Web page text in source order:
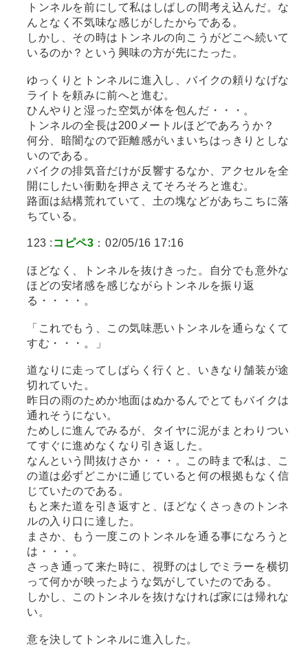
トンネルを前にして私はしばしの間考え込んだ。な
んとなく不気味な感じがしたからである。
しかし、その時はトンネルの向こうがどこへ続いて
いるのか？という興味の方が先にたった。
ゆっくりとトンネルに進入し、バイクの頼りなげな
ライトを頼みに前へと進む。
ひんやりと湿った空気が体を包んだ・・・。
トンネルの全長は200メートルほどであろうか？
何分、暗闇なので距離感がいまいちはっきりとしな
いのである。
バイクの排気音だけが反響するなか、アクセルを全
開にしたい衝動を押さえてそろそろと進む。
路面は結構荒れていて、土の塊などがあちこちに落
ちている。
123 : コピペ3 ：02/05/16 17:16
ほどなく、トンネルを抜けきった。自分でも意外な
ほどの安堵感を感じながらトンネルを振り返
る・・・・。
「これでもう、この気味悪いトンネルを通らなくて
すむ・・・。」
道なりに走ってしばらく行くと、いきなり舗装が途
切れていた。
昨日の雨のためか地面はぬかるんでとてもバイクは
通れそうにない。
ためしに進んでみるが、タイヤに泥がまとわりつい
てすぐに進めなくなり引き返した。
なんという間抜けさか・・・。この時まで私は、こ
の道は必ずどこかに通じていると何の根拠もなく信
じていたのである。
もと来た道を引き返すと、ほどなくさっきのトンネ
ルの入り口に達した。
まさか、もう一度このトンネルを通る事になろうと
は・・・。
さっき通って来た時に、視野のはしでミラーを横切
って何かが映ったような気がしていたのである。
しかし、このトンネルを抜けなければ家には帰れな
い。
意を決してトンネルに進入した。